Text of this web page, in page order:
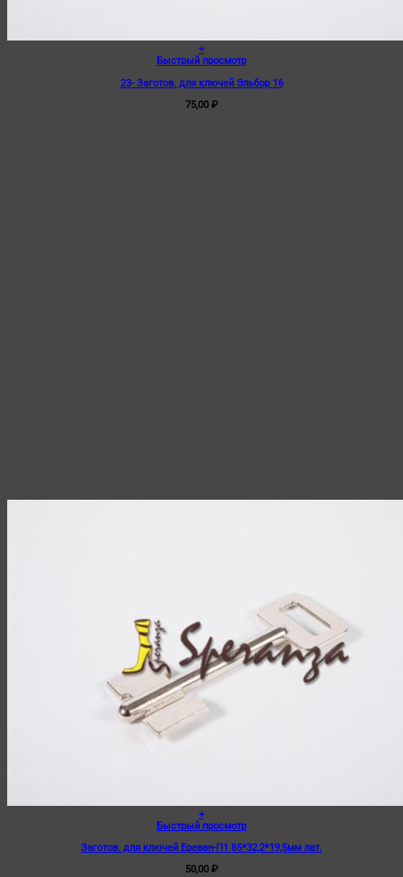
+
Быстрый просмотр
23- Заготов. для ключей Эльбор 16
75,00 ₽
+
Быстрый просмотр
Заготов. для ключей Ереван-П1 85*32,2*19,5мм лат.
50,00 ₽